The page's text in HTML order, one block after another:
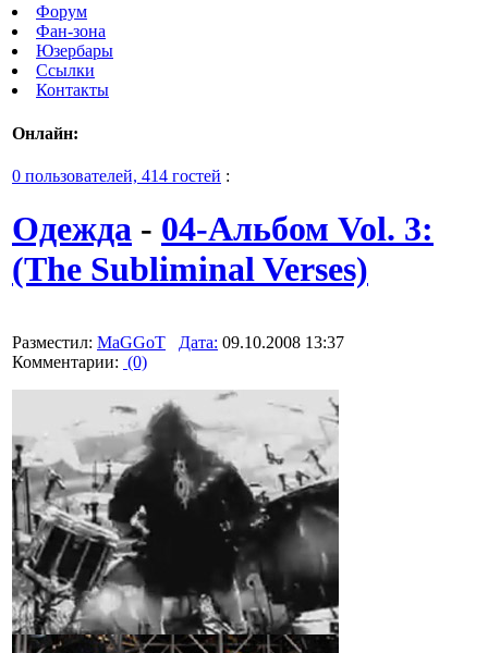
Форум
Фан-зона
Юзербары
Ссылки
Контакты
Онлайн:
0 пользователей, 414 гостей :
Одежда - 04-Альбом Vol. 3:
(The Subliminal Verses)
Разместил: MaGGoT Дата: 09.10.2008 13:37
Комментарии: (0)